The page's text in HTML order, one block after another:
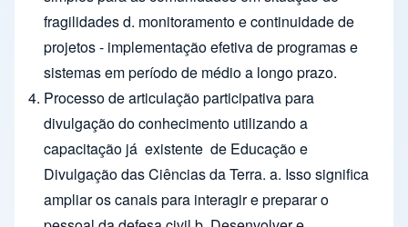
fragilidades d. monitoramento e continuidade de
projetos - implementação efetiva de programas e
sistemas em período de médio a longo prazo.
Processo de articulação participativa para
divulgação do conhecimento utilizando a
capacitação já existente de Educação e
Divulgação das Ciências da Terra. a. Isso signiﬁca
ampliar os canais para interagir e preparar o